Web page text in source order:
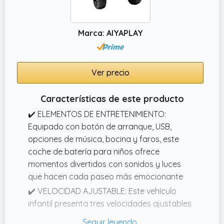
Marca: AIYAPLAY
Ver precio
Características de este producto
✔️ ELEMENTOS DE ENTRETENIMIENTO:
Equipado con botón de arranque, USB,
opciones de música, bocina y faros, este
coche de batería para niños ofrece
momentos divertidos con sonidos y luces
que hacen cada paseo más emocionante
✔️ VELOCIDAD AJUSTABLE: Este vehículo
infantil presenta tres velocidades ajustables